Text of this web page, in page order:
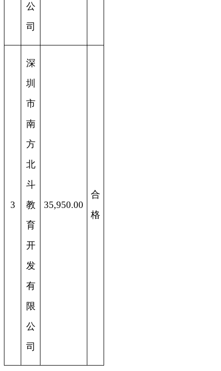
公
司
3
深
圳
市
南
方
北
斗
教
育
开
发
有
限
公
司
35,950.00
合
格